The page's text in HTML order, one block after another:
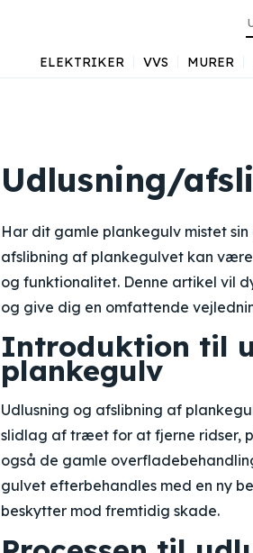
ELEKTRIKER VVS MURER
Udlusning/
Har dit gamle plankegulv mistet
afslibning af plankegulvet kan
og funktionalitet. Denne artikel vil
og give dig en omfattende
Introduktion til
plankegulv
Udlusning og afslibning af
slidlag af træet for at fjerne ridser,
også de gamle
gulvet efterbehandles med en ny
beskytter mod fremtidig skade.